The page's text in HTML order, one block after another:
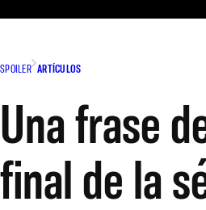
SPOILER ARTÍCULOS
Una frase
final de la